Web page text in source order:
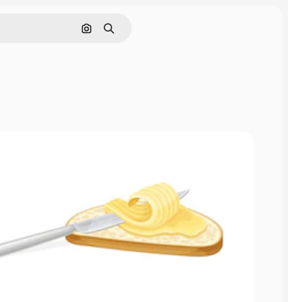
画像で検索
検索